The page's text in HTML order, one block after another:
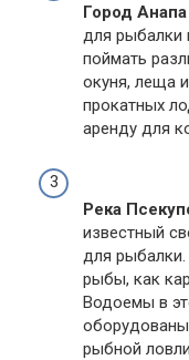
Город Анапа
для рыбалки
поймать
окуня, леща
прокатных
аренду для
Река
известный
для
рыбы, как
Водоемы в
рыбной ловли.